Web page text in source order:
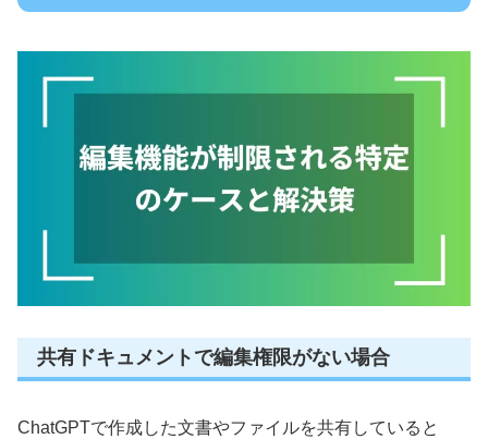
共有ドキュメントで編集権限がない場合
ChatGPTで作成した文書やファイルを共有していると